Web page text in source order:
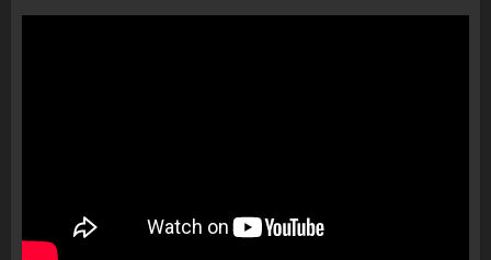
Sayed fiton zgjedhjet në
Miçigan